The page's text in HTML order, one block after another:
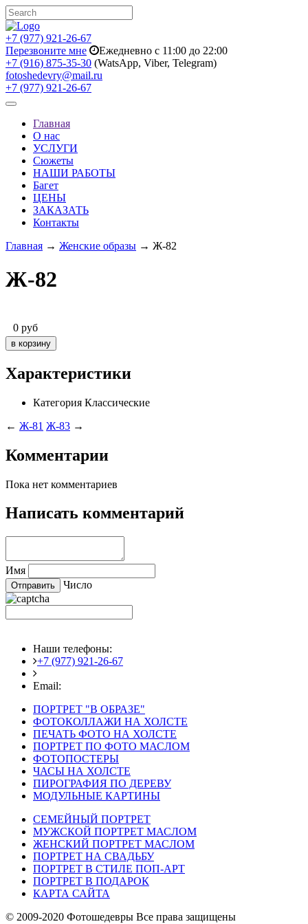
+7 (977) 921-26-67
Перезвоните мне
Ежедневно с 11:00 до 22:00
+7 (916) 875-35-30 (WatsApp, Viber, Telegram)
fotoshedevry@mail.ru
+7 (977) 921-26-67
Toggle
navigationГлавная
О нас
УСЛУГИ
Сюжеты
НАШИ РАБОТЫ
Багет
ЦЕНЫ
ЗАКАЗАТЬ
Контакты
Главная → Женские образы → Ж-82
Ж-82
0 руб
Характеристики
Категория Классические
← Ж-81 Ж-83 →
Комментарии
Пока нет комментариев
Написать комментарий
Имя
Число
Наши телефоны:
+7 (977) 921-26-67
Email:
ПОРТРЕТ "В ОБРАЗЕ"
ФОТОКОЛЛАЖИ НА ХОЛСТЕ
ПЕЧАТЬ ФОТО НА ХОЛСТЕ
ПОРТРЕТ ПО ФОТО МАСЛОМ
ФОТОПОСТЕРЫ
ЧАСЫ НА ХОЛСТЕ
ПИРОГРАФИЯ ПО ДЕРЕВУ
МОДУЛЬНЫЕ КАРТИНЫ
СЕМЕЙНЫЙ ПОРТРЕТ
МУЖСКОЙ ПОРТРЕТ МАСЛОМ
ЖЕНСКИЙ ПОРТРЕТ МАСЛОМ
ПОРТРЕТ НА СВАДЬБУ
ПОРТРЕТ В СТИЛЕ ПОП-АРТ
ПОРТРЕТ В ПОДАРОК
КАРТА САЙТА
© 2009-2020 Фотошедевры Все права защищены